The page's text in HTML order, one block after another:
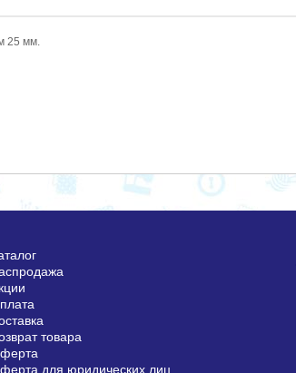
25 мм.
товара
для юридических лиц